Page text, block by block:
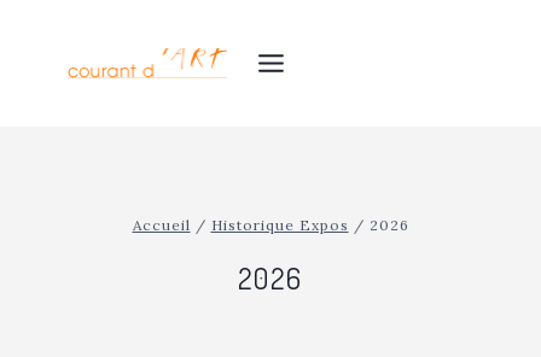
contenu
Accueil / Historique Expos / 2026
2026